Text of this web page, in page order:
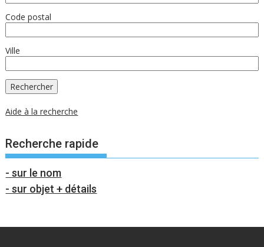
Code postal
Ville
Aide à la recherche
Recherche rapide
- sur le nom
- sur objet + détails